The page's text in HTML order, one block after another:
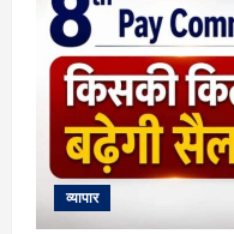
व्यापार